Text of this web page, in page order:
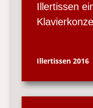
Illertissen
Illertissen 2016